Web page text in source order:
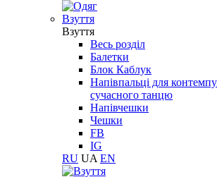
Взуття
Взуття
Весь розділ
Балетки
Блок Каблук
Напівпальці для
сучасного танцю
Напівчешки
Чешки
FB
IG
RU UA EN